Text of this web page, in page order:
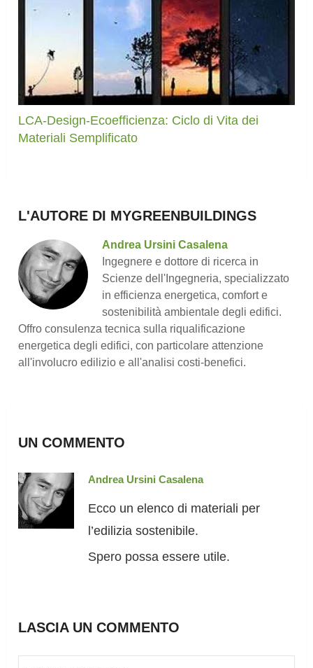
LCA-Design-Ecoefficienza: Ciclo di Vita dei
Materiali Semplificato
L'AUTORE DI MYGREENBUILDINGS
Andrea Ursini Casalena
Ingegnere e dottore di ricerca in
Scienze dell'Ingegneria, specializzato
in efficienza energetica, comfort e
sostenibilità ambientale degli edifici.
Offro consulenza tecnica sulla riqualificazione
energetica degli edifici, con particolare attenzione
all'involucro edilizio e all'analisi costi-benefici.
UN COMMENTO
Andrea Ursini Casalena
Ecco un elenco di materiali per
l’edilizia sostenibile.
Spero possa essere utile.
LASCIA UN COMMENTO